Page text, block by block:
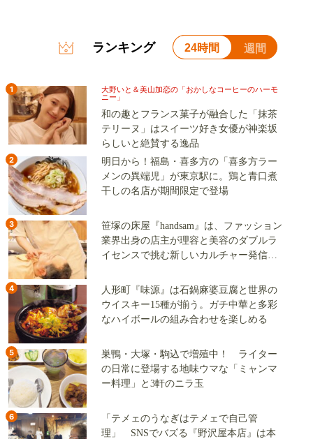
ランキング 24時間 週間
1
大野いと＆美山加恋の「おかしなコーヒーのハーモ
ニー」
和の趣とフランス菓子が融合した「抹茶
テリーヌ」はスイーツ好き女優が神楽坂
らしいと絶賛する逸品
2
明日から！福島・喜多方の「喜多方ラー
メンの異端児」が東京駅に。鶏と青口煮
干しの名店が期間限定で登場
3
笹塚の床屋『handsam』は、ファッション
業界出身の店主が理容と美容のダブルラ
イセンスで挑む新しいカルチャー発信基
4
人形町『味源』は石鍋麻婆豆腐と世界の
ウイスキー15種が揃う。ガチ中華と多彩
なハイボールの組み合わせを楽しめる
5
巣鴨・大塚・駒込で増殖中！ ライター
の日常に登場する地味ウマな「ミャンマ
ー料理」と3軒のニラ玉
6
「テメェのうなぎはテメェで自己管
理」 SNSでバズる『野沢屋本店』は本